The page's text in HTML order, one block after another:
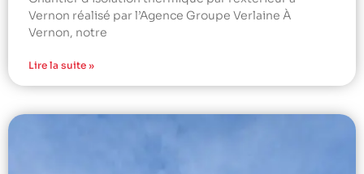
Vernon réalisé par l’Agence Groupe Verlaine À
Vernon, notre
Lire la suite »